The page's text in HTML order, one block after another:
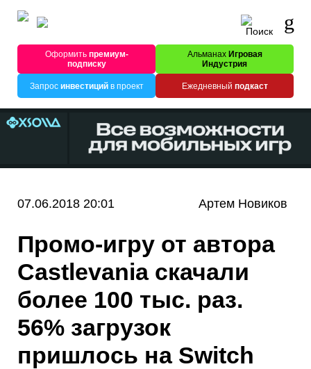
Оформитьпремиум-
подписку
Альманах Игровая
Индустрия
Запрос инвестицийв проект Ежедневный подкаст
07.06.2018 20:01 Артем Новиков
Промо-игру от автора
Castlevania скачали
более 100 тыс. раз.
56% загрузок
пришлось на Switch